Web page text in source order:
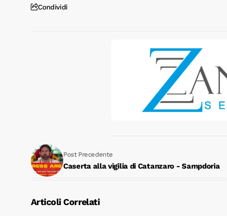
Condividi
Post Precedente
Caserta alla vigilia di Catanzaro - Sampdoria
Articoli Correlati